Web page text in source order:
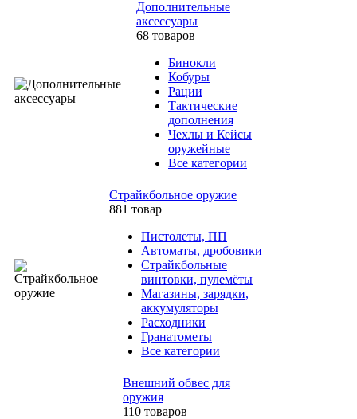
Дополнительные
аксессуары
68 товаров
Бинокли
Кобуры
Рации
Тактические
дополнения
Чехлы и Кейсы
оружейные
Все категории
Страйкбольное оружие
881 товар
Пистолеты, ПП
Автоматы, дробовики
Страйкбольные
винтовки, пулемёты
Магазины, зарядки,
аккумуляторы
Расходники
Гранатометы
Все категории
Внешний обвес для
оружия
110 товаров